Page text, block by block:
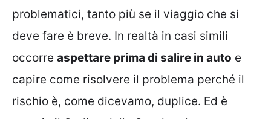
problematici, tanto più se il viaggio che si
deve fare è breve. In realtà in casi simili
occorre aspettare prima di salire in auto e
capire come risolvere il problema perché il
rischio è, come dicevamo, duplice. Ed è